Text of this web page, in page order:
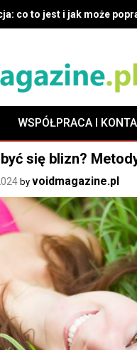
wiedzieć o ortodoncji:
WSPÓŁPRACA I
się blizn?
by voidmagazine.pl